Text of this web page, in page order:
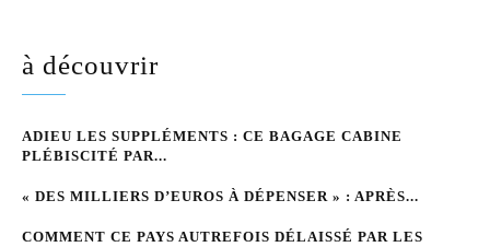
à découvrir
ADIEU LES SUPPLÉMENTS : CE BAGAGE CABINE
PLÉBISCITÉ PAR...
« DES MILLIERS D’EUROS À DÉPENSER » : APRÈS...
COMMENT CE PAYS AUTREFOIS DÉLAISSÉ PAR LES